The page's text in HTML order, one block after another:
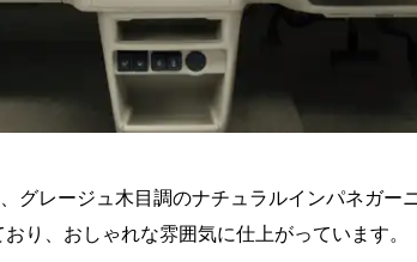
グレージュ木目調のナチュラルインパネガー
り、おしゃれな雰囲気に仕上がっています。